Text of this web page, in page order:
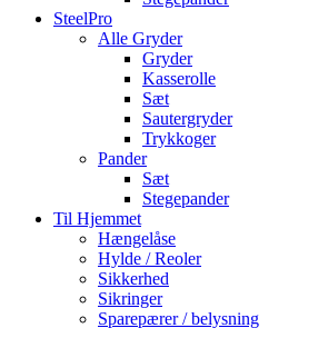
SteelPro
Alle Gryder
Gryder
Kasserolle
Sæt
Sautergryder
Trykkoger
Pander
Sæt
Stegepander
Til Hjemmet
Hængelåse
Hylde / Reoler
Sikkerhed
Sikringer
Sparepærer / belysning